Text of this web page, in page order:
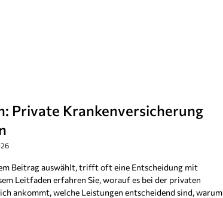
Private Krankenversicherung
Beitrag auswählt, trifft oft eine Entscheidung mit
Leitfaden erfahren Sie, worauf es bei der privaten
ankommt, welche Leistungen entscheidend sind, warum